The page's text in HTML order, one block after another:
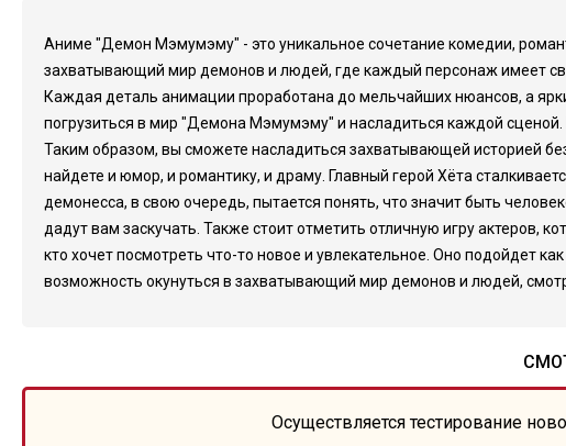
Аниме "Демон Мэмумэму" - это уникальное сочетание комедии,
захватывающий мир демонов и людей, где каждый персонаж имеет
Каждая деталь анимации проработана до мельчайших нюансов, а
погрузиться в мир "Демона Мэмумэму" и насладиться каждой
Таким образом, вы сможете насладиться захватывающей историей
найдете и юмор, и романтику, и драму. Главный герой Хёта
демонесса, в свою очередь, пытается понять, что значит быть
дадут вам заскучать. Также стоит отметить отличную игру
кто хочет посмотреть что-то новое и увлекательное. Оно подойдет
возможность окунуться в захватывающий мир демонов и людей,
Осуществляется тестирование